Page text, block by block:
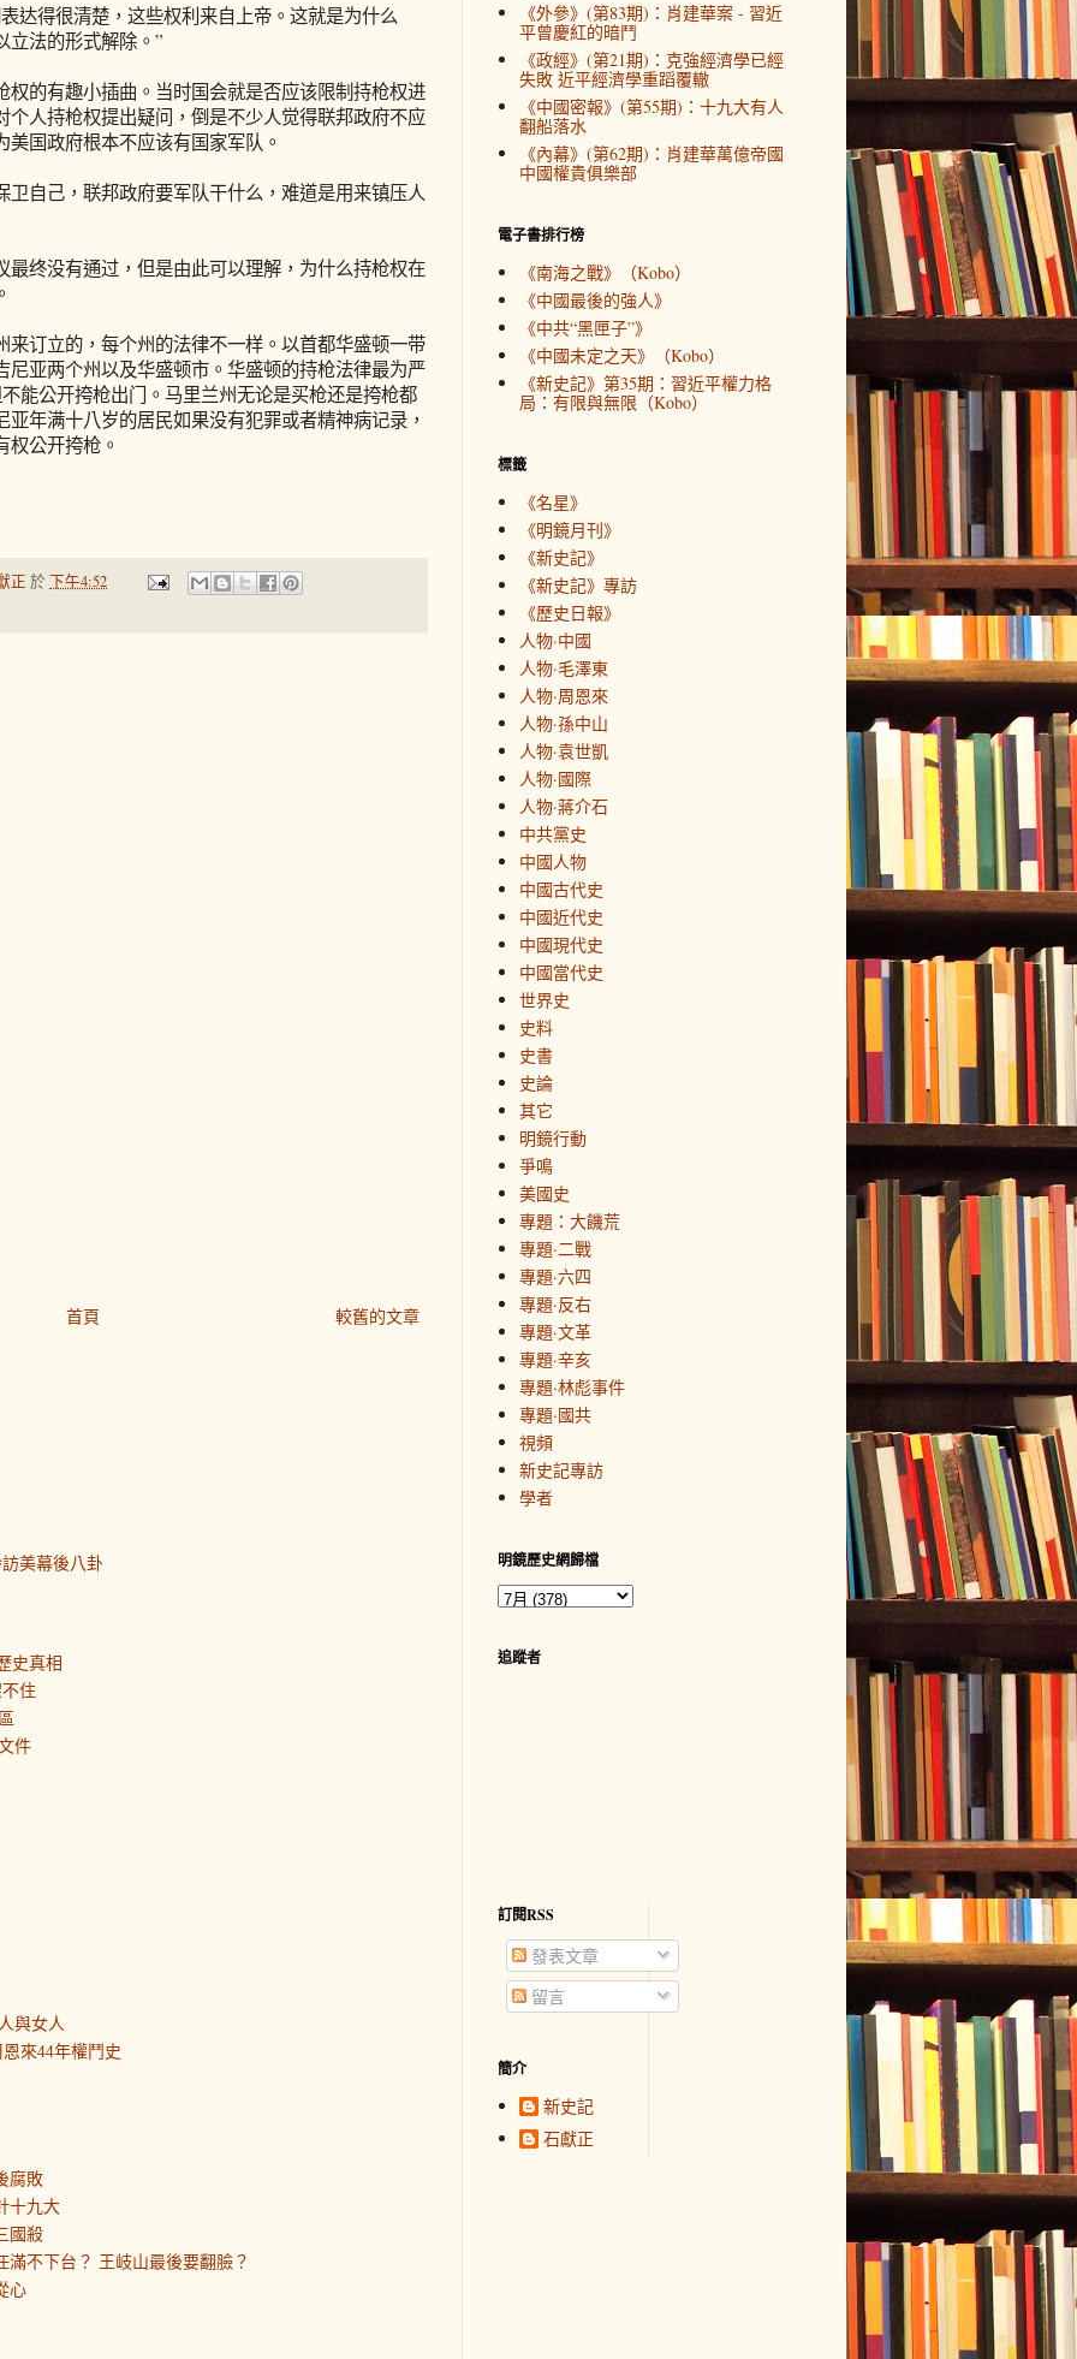
达得很清楚，这些权利来自上帝。这就是为什么
立法的形式解除。”
权的有趣小插曲。当时国会就是否应该限制持枪权进
个人持枪权提出疑问，倒是不少人觉得联邦政府不应
国政府根本不应该有国家军队。
自己，联邦政府要军队干什么，难道是用来镇压人
最终没有通过，但是由此可以理解，为什么持枪权在
来订立的，每个州的法律不一样。以首都华盛顿一带
尼亚两个州以及华盛顿市。华盛顿的持枪法律最为严
能公开挎枪出门。马里兰州无论是买枪还是挎枪都
年满十八岁的居民如果没有犯罪或者精神病记录，
权公开挎枪。
正 於 下午4:52
較舊的文章
首頁
美幕後八卦
史真相
住
件
與女人
來44年權鬥史
腐敗
十九大
國殺
不下台？ 王岐山最後要翻臉？
心
《外參》(第83期)：肖建華案 - 習近
平曾慶紅的暗鬥
《政經》(第21期)：克強經濟學已經
失敗 近平經濟學重蹈覆轍
《中國密報》(第55期)：十九大有人
翻船落水
《內幕》(第62期)：肖建華萬億帝國
中國權貴俱樂部
電子書排行榜
《南海之戰》（Kobo）
《中國最後的強人》
《中共“黑匣子”》
《中國未定之天》（Kobo）
《新史記》第35期：習近平權力格
局：有限與無限（Kobo）
標籤
《名星》
《明鏡月刊》
《新史記》
《新史記》專訪
《歷史日報》
人物·中國
人物·毛澤東
人物·周恩來
人物·孫中山
人物·袁世凱
人物·國際
人物·蔣介石
中共黨史
中國人物
中國古代史
中國近代史
中國現代史
中國當代史
世界史
史料
史書
史論
其它
明鏡行動
爭鳴
美國史
專題：大饑荒
專題·二戰
專題·六四
專題·反右
專題·文革
專題·辛亥
專題·林彪事件
專題·國共
視頻
新史記專訪
學者
明鏡歷史網歸檔
追蹤者
訂閱RSS
發表文章
留言
簡介
新史記
石獻正